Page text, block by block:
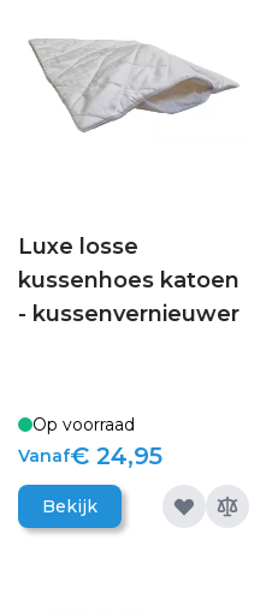
Luxe losse
kussenhoes katoen
- kussenvernieuwer
Op voorraad
Vanaf€ 24,95
Bekijk